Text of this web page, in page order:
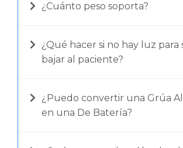
¿Cuánto peso soporta?
¿Qué hacer si no hay luz para
bajar al paciente?
¿Puedo convertir una Grúa
en una De Batería?